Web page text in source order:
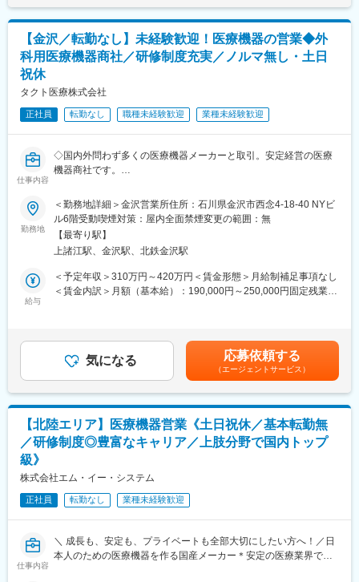
整えています。
実務については、OJTを中心とした育成体制を採用しており、先
輩社員に同行しながら顧客対応や提案方法を学び、実践を通じて
着実に成長していただきます。
また、初期研修終了後も継続的な学びの機会を提供しており、メ
ら、専門知識の習得や他部署・他拠点の社員とのネットワークづ
くりを進めることができます。
■組織構成：
営業社員は7名在籍しています。分からないことがあれば、すぐに
聞くことが出来る環境です◎
取り扱う商材は、マスクやガーゼといった医療用消耗品から、電
気メスやエコーなどの高度医療機器まで幅広く、医療現場のニー
ズに応じた提案を行います。
病院内の在庫状況や滅菌期限（使用期限）の確認を行い、適切な
■取り扱い商材：
・医療材料：医療・介護現場で日常的に使用される各種医療用消
・医療機器：病院の受付から退院までのあらゆる場面で使用され
る医療機器
・研究機器：電子顕微鏡や分析装置、実験台、超低温フリーザー
など
科システム、画像診断システム、内視鏡関連システムなど
ます。あわせて、先輩社員との同行研修やメーカー研修を通じ
て、営業活動に必要な知識・スキルを段階的に習得できる環境を
実務については、OJTを中心とした育成体制を採用しており、先
輩社員に同行しながら顧客対応や提案方法を学び、実践を通じて
着実に成長していただきます。
また、初期研修終了後も継続的な学びの機会を提供しており、メ
ーカー主催の製品勉強会やフィロソフィ勉強会などに参加しなが
くりを進めることができます。
■組織構成：
営業社員は7名在籍しています。分からないことがあれば、すぐに
聞くことが出来る環境です◎
変更の範囲：会社の定める業務
含めた表記です。
【金沢／転勤なし】未経験歓迎！医療機器の営業◆外
科用医療機器商社／研修制度充実／ノルマ無し・土日
祝休
タクト医療株式会社
正社員 転勤なし 職種未経験歓迎 業種未経験歓迎
仕事内容
◇国内外問わず多くの医療機器メーカーと取引。安定経営の医療
機器商社です。
育体制◎
◇月残業30～40h程度・土日祝休み／福利厚生も充実！
■業務内容
外科用医療機器を扱う同社にて、すでに取引のある医療機関へ営
業活動を行っていただきます。整形外科を中心に医療用のネジ・
釘・トンカチ・鋸などを販売します。
ん。まずは骨の名前を覚える、器械の使用方法を理解することか
らスタートしていただき、将来的にはドクターと同じくらいの知
じることができます。
■教育体制
識をつけてから現場を担当していただきます。
ら丁寧に教えてもらえます。業界未経験の方でも安心して知識習
■組織構成・風土
現在東京には約20名の営業担当者が在籍しています。
勤務地
＜勤務地詳細＞金沢営業所住所：石川県金沢市西念4-18-40 NYビ
ル6階受動喫煙対策：屋内全面禁煙変更の範囲：無
【最寄り駅】
上諸江駅、金沢駅、北鉄金沢駅
給与
＜予定年収＞310万円～420万円＜賃金形態＞月給制補足事項なし
＜賃金内訳＞月額（基本給）：190,000円～250,000円固定残業手
＞※給与詳細は経験・能力を踏まえて同社規定により決定※超過し
た時間外労働の残業時間代は追加支給■賞与：年2回（過去実績）
賃金はあくまでも目安の金額であり、選考を通じて上下する可能
性があります。月給(月額)は固定手当を含めた表記です。
気になる 応募依頼する
（エージェントサービス）
【北陸エリア】医療機器営業《土日祝休／基本転勤無
／研修制度◎豊富なキャリア／上肢分野で国内トップ
級》
株式会社エム・イー・システム
正社員 転勤なし 業種未経験歓迎
仕事内容
＼ 成長も、安定も、プライベートも全部大切にしたい方へ！／日
本人のための医療機器を作る国産メーカー＊安定の医療業界で活